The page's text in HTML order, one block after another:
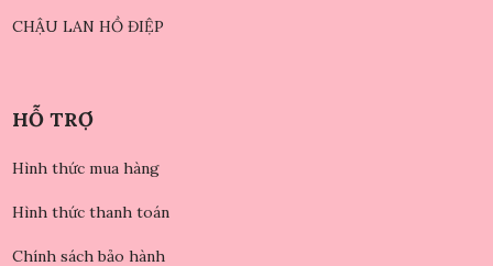
CHẬU LAN HỒ ĐIỆP
HỖ TRỢ
Hình thức mua hàng
Hình thức thanh toán
Chính sách bảo hành